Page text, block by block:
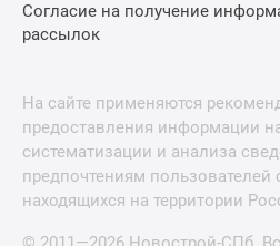
Согласие на получение
рассылок
На сайте применяются
предоставления информации
систематизации и анализа
предпочтениям пользователей
находящихся на территории